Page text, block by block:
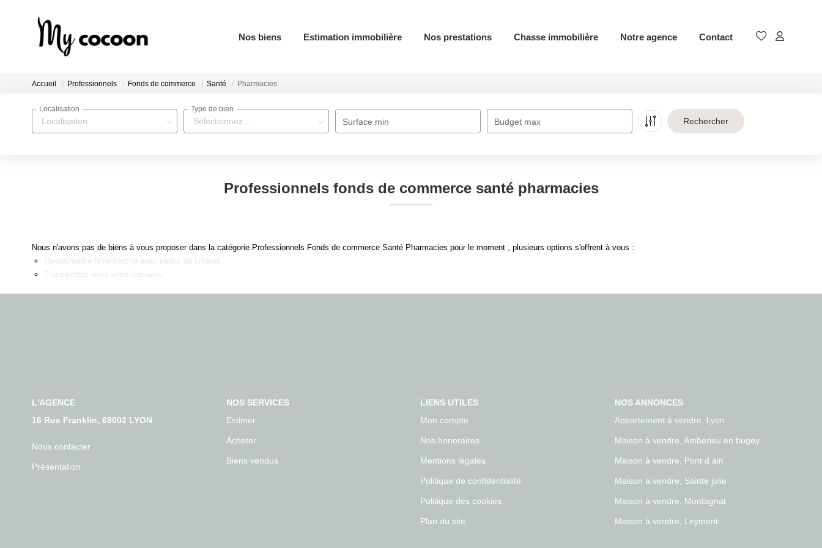
Nos biens Estimation immobilière Nos prestations Chasse immobilière Notre agence Contact
Accueil Professionnels Fonds de commerce Santé Pharmacies
Localisation
Localisation
Sélectionnez...
Type de bien
Surface min Budget max
Professionnels fonds de commerce santé pharmacies
Nous n'avons pas de biens à vous proposer dans la catégorie Professionnels Fonds de commerce Santé Pharmacies pour le moment , plusieurs options s'offrent à vous :
Re-soumettre la recherche avec moins de critères.
Transmettez-nous votre demande
L'AGENCE
16 Rue Franklin, 69002 LYON
Nous contacter
Présentation
NOS SERVICES
Estimer
Acheter
Biens vendus
LIENS UTILES
Mon compte
Nos honoraires
Mentions légales
Politique de confidentialité
Politique des cookies
Plan du site
NOS ANNONCES
Appartement à vendre, Lyon
Maison à vendre, Amberieu en bugey
Maison à vendre, Pont d ain
Maison à vendre, Sainte julie
Maison à vendre, Montagnat
Maison à vendre, Leyment